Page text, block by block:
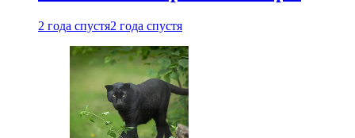
2 года спустя2 года спустя